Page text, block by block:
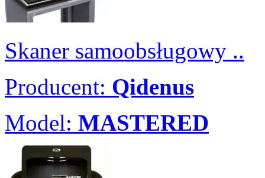
Skaner samoobsługowy ..
Producent: Qidenus
Model: MASTERED